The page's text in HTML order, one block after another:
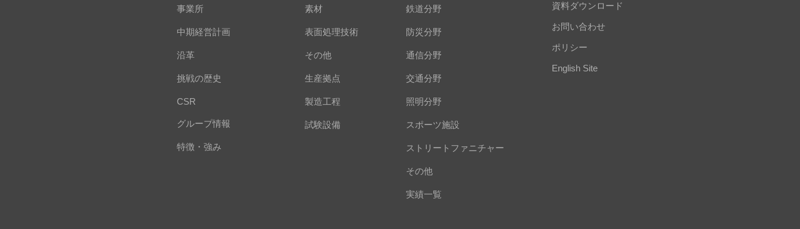
事業所
中期経営計画
沿革
挑戦の歴史
CSR
グループ情報
特徴・強み
素材
表面処理技術
その他
生産拠点
製造工程
試験設備
鉄道分野
防災分野
通信分野
交通分野
照明分野
スポーツ施設
ストリートファニチャー
その他
実績一覧
資料ダウンロード
お問い合わせ
ポリシー
English Site